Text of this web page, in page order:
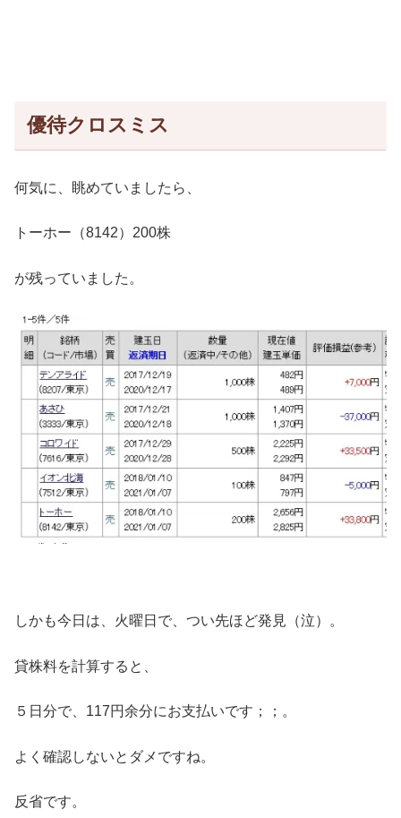
優待クロスミス
何気に、眺めていましたら、
トーホー（8142）200株
が残っていました。
しかも今日は、火曜日で、つい先ほど発見（泣）。
貸株料を計算すると、
５日分で、117円余分にお支払いです；；。
よく確認しないとダメですね。
反省です。